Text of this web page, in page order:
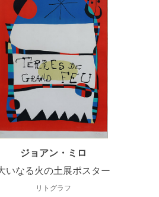
ジョアン・ミロ
いなる火の土展ポスター
リトグラフ